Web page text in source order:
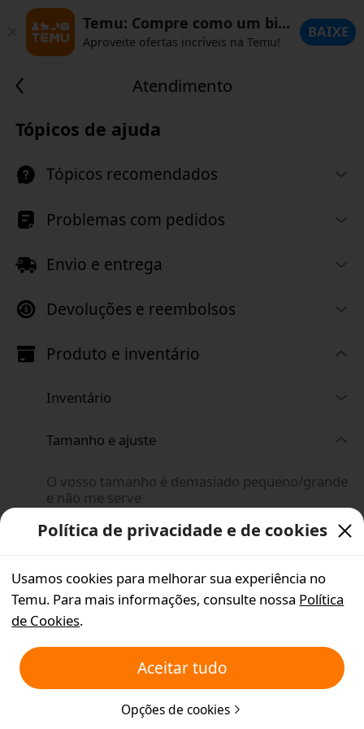
Temu: Compre como um bilionário
Aproveite ofertas incríveis na Temu!
BAIXE
Atendimento
Tópicos de ajuda
Tópicos recomendados
Problemas com pedidos
Envio e entrega
Devoluções e reembolsos
Produto e inventário
Inventário
Tamanho e ajuste
O vosso tamanho é demasiado pequeno/grande
e não me serve
Onde posso encontrar itens plus size?
O artigo não tem o meu tamanho
Gerir a minha conta
Pagamento e promoções
Sua segurança
Política de privacidade e de cookies
Usamos cookies para melhorar sua experiência no
Temu. Para mais informações, consulte nossa Política
de Cookies.
Aceitar tudo
Opções de cookies